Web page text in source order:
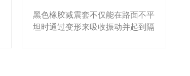
黑色橡胶减震套不仅能在路面不平
坦时通过变形来吸收振动并起到隔